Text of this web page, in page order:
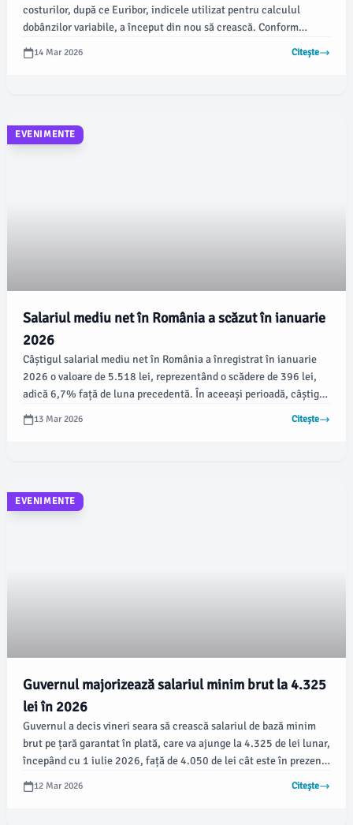
costurilor, după ce Euribor, indicele utilizat pentru calculul
dobânzilor variabile, a început din nou să crească. Conform
alba24.ro, această evoluție intervine pe fondul tensiunilor
internaționale și are potențialul de a afecta ratele la peste
14 Mar 2026 Citește
EVENIMENTE
Salariul mediu net în România a scăzut în ianuarie
2026
Câștigul salarial mediu net în România a înregistrat în ianuarie
2026 o valoare de 5.518 lei, reprezentând o scădere de 396 lei,
adică 6,7% față de luna precedentă. În aceeași perioadă, câștigul
salarial mediu brut a ajuns la 9.220 lei, conform datelor publicate
vineri de Institutul Național de Statistică (INS).
13 Mar 2026 Citește
EVENIMENTE
Guvernul majorizează salariul minim brut la 4.325
lei în 2026
Guvernul a decis vineri seara să crească salariul de bază minim
brut pe țară garantat în plată, care va ajunge la 4.325 de lei lunar,
începând cu 1 iulie 2026, față de 4.050 de lei cât este în prezent.
Această majorare de 275 de lei brut, ceea ce reprezintă un
procent de 6,8%, va avea un impact direct asupra veniturilor
12 Mar 2026 Citește